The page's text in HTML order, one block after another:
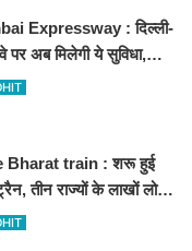
Expressway : दिल्ली-
पर अब मिलेगी ये सुविधा,
से तुरंत घायल पहुंचेगा
Bharat train : शरू हुई
तीन राज्यों के लाखों लोगों
देखें पूरा रूटमैप